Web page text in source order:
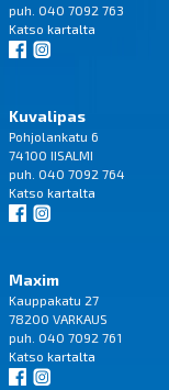
puh. 040 7092 763
Katso kartalta
Kuvalipas
Pohjolankatu 6
74100 IISALMI
puh. 040 7092 764
Katso kartalta
Maxim
Kauppakatu 27
78200 VARKAUS
puh. 040 7092 761
Katso kartalta